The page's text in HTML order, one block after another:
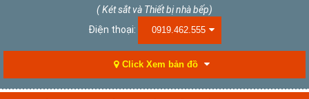
( Két sắt và Thiết bị nhà bếp)
Điện thoại:
0919.462.555
Click Xem bản đồ